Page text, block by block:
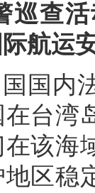
巡查
航运
国内
台湾
该海
区稳